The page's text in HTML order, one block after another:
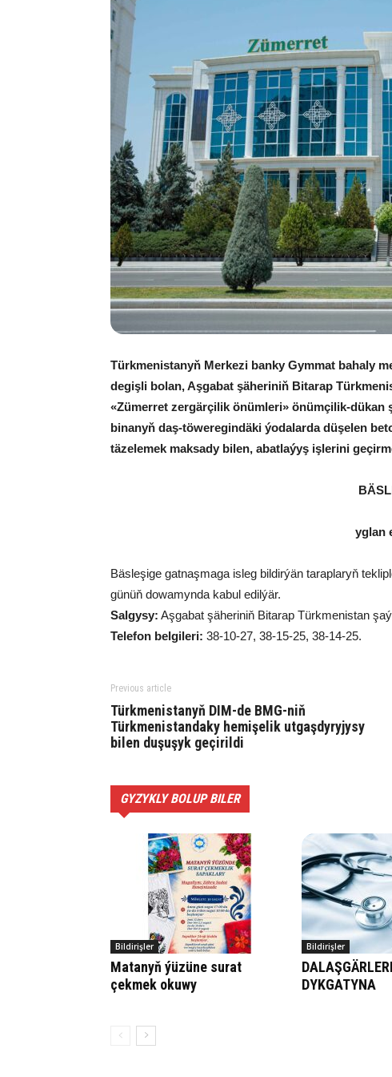
Türkmenistanyň Merkezi banky Gymmat bahaly
degişli bolan, Aşgabat şäheriniň Bitarap
«Zümerret zergärçilik önümleri» önümçilik-dükan
binanyň daş-töweregindäki ýodalarda düşelen
täzelemek maksady bilen, abatlaýyş işlerini
yglan
Bäsleşige gatnaşmaga isleg bildirýän taraplaryň
günüň dowamynda kabul edilýär.
Salgysy: Aşgabat şäheriniň Bitarap Türkmenistan
Telefon belgileri: 38-10-27, 38-15-25, 38-14-25.
Previous article
Türkmenistanyň DIM-de BMG-niň
Türkmenistandaky hemişelik utgaşdyryjysy
bilen duşuşyk geçirildi
GYZYKLY BOLUP BILER
Bildirişler
Matanyň ýüzüne surat
çekmek okuwy
Bildirişler
DYKGATYNA